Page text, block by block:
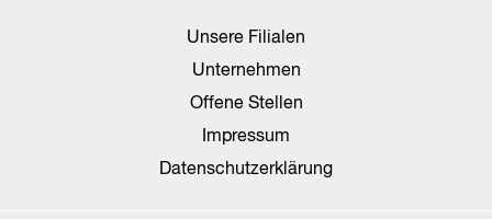
Unsere Filialen
Unternehmen
Offene Stellen
Impressum
Datenschutzerklärung